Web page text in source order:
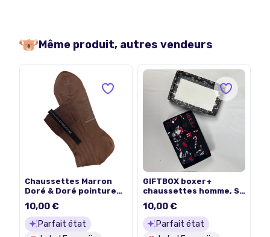
Même produit, autres vendeurs
Chaussettes Marron
Doré & Doré pointure
10,00 €
Parfait état
GIFTBOX boxer+
chaussettes homme, S,
10,00 €
Parfait état